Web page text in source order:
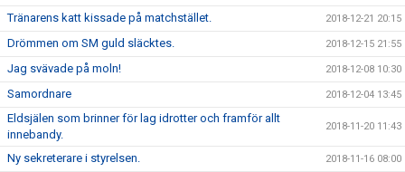
Tränarens katt kissade på matchstället. 2018-12-21 20:15
Drömmen om SM guld släcktes. 2018-12-15 21:55
Jag svävade på moln! 2018-12-08 10:30
Samordnare 2018-12-04 13:45
Eldsjälen som brinner för lag idrotter och framför allt
innebandy.
2018-11-20 11:43
Ny sekreterare i styrelsen. 2018-11-16 08:00